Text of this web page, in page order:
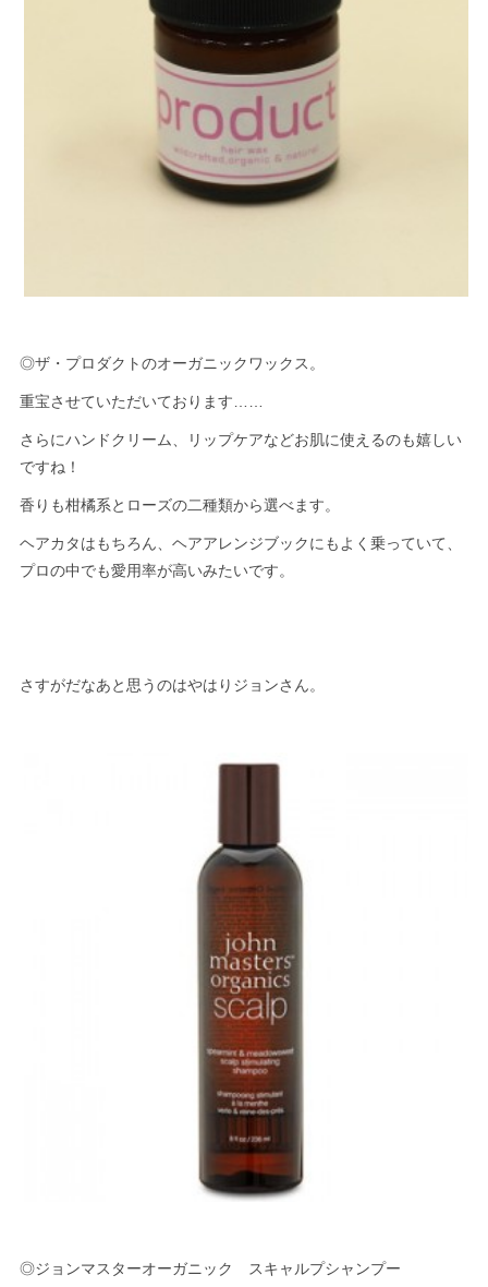
◎ザ・プロダクトのオーガニックワックス。
重宝させていただいております……
さらにハンドクリーム、リップケアなどお肌に使えるのも嬉しい
ですね！
香りも柑橘系とローズの二種類から選べます。
ヘアカタはもちろん、ヘアアレンジブックにもよく乗っていて、
プロの中でも愛用率が高いみたいです。
さすがだなあと思うのはやはりジョンさん。
◎ジョンマスターオーガニック スキャルプシャンプー